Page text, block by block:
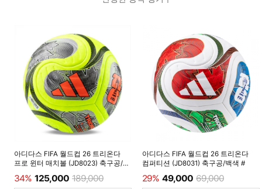
아디다스 FIFA 월드컵 26 트리온다
프로 윈터 매치볼 (JD8023) 축구공/
34% 125,000 189,000
아디다스 FIFA 월드컵 26 트리온다
컴퍼티션 (JD8031) 축구공/백색 #
29% 49,000 69,000